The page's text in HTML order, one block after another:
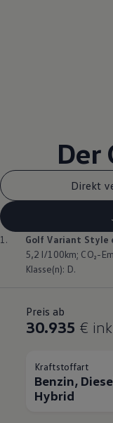
Der
Direkt
1. Golf Variant Style
5,2 l/100km; CO₂-
Klasse(n): D.
Preis ab
30.935 €
Kraftstoffart
Benzin,
Hybrid